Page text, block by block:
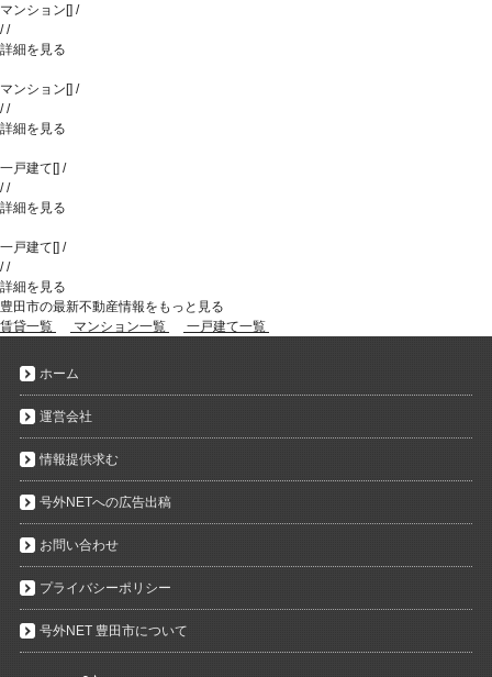
マンション[] /
//
詳細を見る
マンション[] /
//
詳細を見る
一戸建て[] /
//
詳細を見る
一戸建て[] /
//
詳細を見る
豊田市の最新不動産情報をもっと見る
賃貸一覧
マンション一覧 一戸建て一覧
ホーム
運営会社
情報提供求む
号外NETへの広告出稿
お問い合わせ
プライバシーポリシー
号外NET 豊田市について